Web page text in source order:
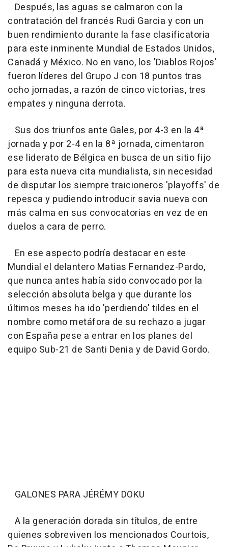
Después, las aguas se calmaron con la
contratación del francés Rudi Garcia y con un
buen rendimiento durante la fase clasificatoria
para este inminente Mundial de Estados Unidos,
Canadá y México. No en vano, los 'Diablos Rojos'
fueron líderes del Grupo J con 18 puntos tras
ocho jornadas, a razón de cinco victorias, tres
empates y ninguna derrota.
Sus dos triunfos ante Gales, por 4-3 en la 4ª
jornada y por 2-4 en la 8ª jornada, cimentaron
ese liderato de Bélgica en busca de un sitio fijo
para esta nueva cita mundialista, sin necesidad
de disputar los siempre traicioneros 'playoffs' de
repesca y pudiendo introducir savia nueva con
más calma en sus convocatorias en vez de en
duelos a cara de perro.
En ese aspecto podría destacar en este
Mundial el delantero Matias Fernandez-Pardo,
que nunca antes había sido convocado por la
selección absoluta belga y que durante los
últimos meses ha ido 'perdiendo' tildes en el
nombre como metáfora de su rechazo a jugar
con España pese a entrar en los planes del
equipo Sub-21 de Santi Denia y de David Gordo.
GALONES PARA JÉRÉMY DOKU
A la generación dorada sin títulos, de entre
quienes sobreviven los mencionados Courtois,